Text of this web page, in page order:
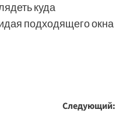
куда
подходящего окна
Следующий: